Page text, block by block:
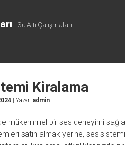
Su Altı Çalışmaları
Kiralama
| Yazar: admin
mükemmel bir ses deneyimi
satın almak yerine, ses